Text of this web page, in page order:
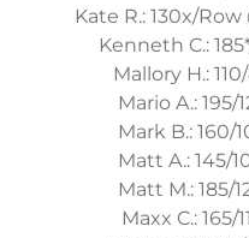
Kate R.: 130x/Row
Kenneth C.:
Mallory H.:
Mario A.: 195/
Mark B.: 160/
Matt A.: 145/
Matt M.: 185/
Maxx C.: 165/